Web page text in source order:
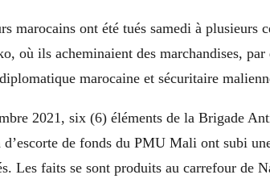
marocains ont été tués samedi à plusieurs
où ils acheminaient des marchandises, par
marocaine et sécuritaire
2021, six (6) éléments de la Brigade
de fonds du PMU Mali ont subi
Les faits se sont produits au carrefour de